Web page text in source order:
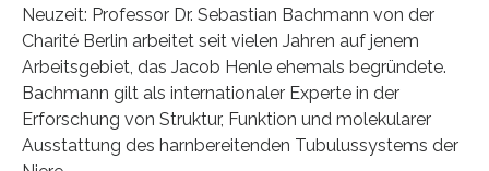
Neuzeit: Professor Dr. Sebastian Bachmann von der
Charité Berlin arbeitet seit vielen Jahren auf jenem
Arbeitsgebiet, das Jacob Henle ehemals begründete.
Bachmann gilt als internationaler Experte in der
Erforschung von Struktur, Funktion und molekularer
Ausstattung des harnbereitenden Tubulussystems der